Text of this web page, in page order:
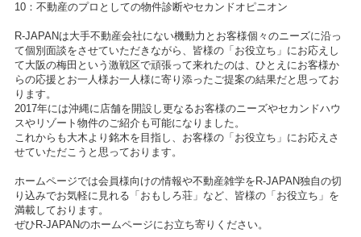
10：不動産のプロとしての物件診断やセカンドオピニオン
R-JAPANは大手不動産会社にない機動力とお客様個々のニーズに沿っ
て個別面談をさせていただきながら、皆様の「お役立ち」にお応えし
て大阪の梅田という激戦区で頑張って来れたのは、ひとえにお客様か
らの応援とお一人様お一人様に寄り添ったご提案の結果だと思ってお
ります。
2017年には沖縄に店舗を開設し更なるお客様のニーズやセカンドハウ
スやリゾート物件のご紹介も可能になりました。
これからも大木より銘木を目指し、お客様の「お役立ち」にお応えさ
せていただこうと思っております。
ホームページでは会員様向けの情報や不動産雑学をR-JAPAN独自の切
り込みでお気軽に見れる「おもしろ荘」など、皆様の「お役立ち」を
満載しております。
ぜひR-JAPANのホームページにお立ち寄りください。